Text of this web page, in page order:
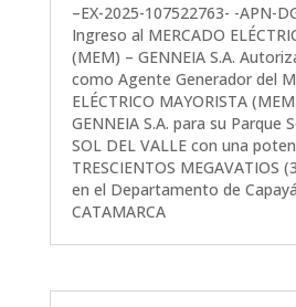
–EX-2025-107522763- -APN-
Ingreso al MERCADO
(MEM) – GENNEIA S.A.
como Agente Generador del
ELÉCTRICO MAYORISTA
GENNEIA S.A. para su Parque
SOL DEL VALLE con una
TRESCIENTOS MEGAVATIOS
en el Departamento de
CATAMARCA